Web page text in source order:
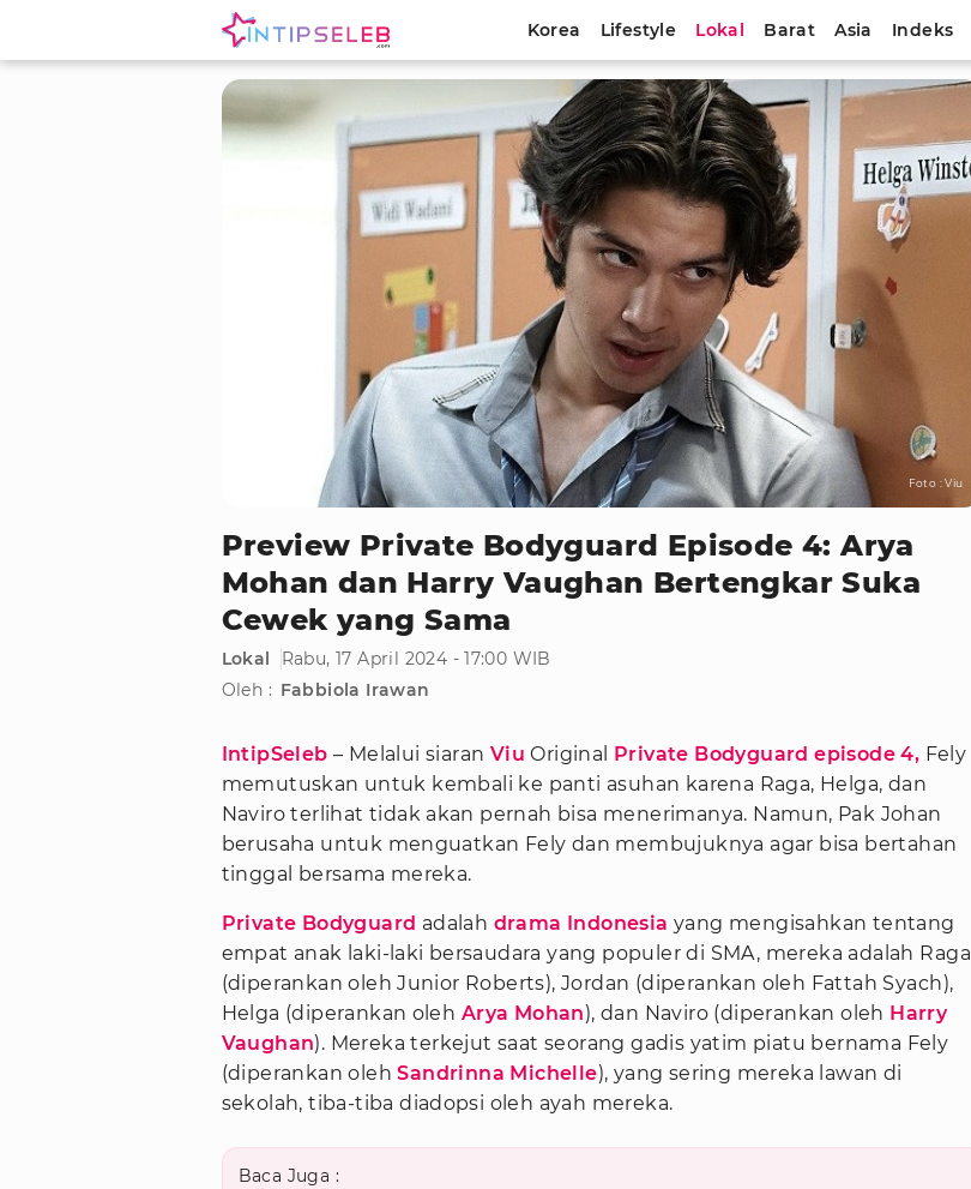
Korea Lifestyle Lokal Barat Asia Indeks
Foto : Viu
Preview Private Bodyguard Episode 4: Arya
Mohan dan Harry Vaughan Bertengkar Suka
Cewek yang Sama
Lokal
Rabu, 17 April 2024 - 17:00 WIB
Oleh : Fabbiola Irawan
IntipSeleb – Melalui siaran Viu Original Private Bodyguard episode 4, Fely
memutuskan untuk kembali ke panti asuhan karena Raga, Helga, dan
Naviro terlihat tidak akan pernah bisa menerimanya. Namun, Pak Johan
berusaha untuk menguatkan Fely dan membujuknya agar bisa bertahan
tinggal bersama mereka.
Private Bodyguard adalah drama Indonesia yang mengisahkan tentang
empat anak laki-laki bersaudara yang populer di SMA, mereka adalah Raga
(diperankan oleh Junior Roberts), Jordan (diperankan oleh Fattah Syach),
Helga (diperankan oleh Arya Mohan), dan Naviro (diperankan oleh Harry
Vaughan). Mereka terkejut saat seorang gadis yatim piatu bernama Fely
(diperankan olehSandrinna Michelle), yang sering mereka lawan di
sekolah, tiba-tiba diadopsi oleh ayah mereka.
Baca Juga :